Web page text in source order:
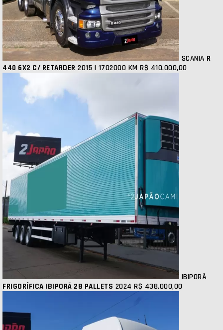
SCANIA R
440 6X2 C/ RETARDER 2015 | 1702000 KM R$ 410.000,00
IBIPORÃ
FRIGORÍFICA IBIPORÃ 28 PALLETS 2024 R$ 438.000,00